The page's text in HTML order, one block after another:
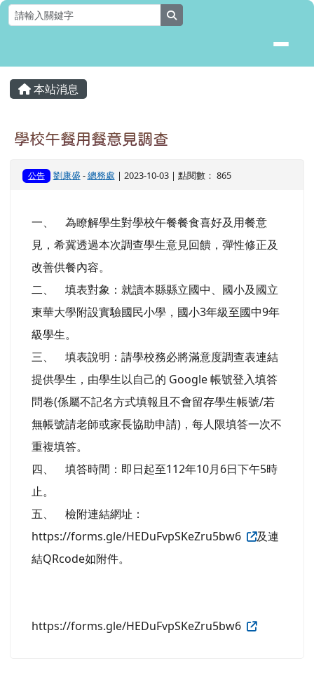
跳至主內容區
花蓮縣壽豐鄉月眉國民小學全球資
主內容區域
本站消息
學校午餐用餐意見調查
公告 劉康盛 -總務處 | 2023-10-03 | 點閱數： 865
一、 為瞭解學生對學校午餐餐食喜好及用餐意
見，希冀透過本次調查學生意見回饋，彈性修正及
改善供餐內容。
二、 填表對象：就讀本縣縣立國中、國小及國立
東華大學附設實驗國民小學，國小3年級至國中9年
級學生。
三、 填表說明：請學校務必將滿意度調查表連結
提供學生，由學生以自己的 Google 帳號登入填答
問卷(係屬不記名方式填報且不會留存學生帳號/若
無帳號請老師或家長協助申請)，每人限填答一次不
重複填答。
四、 填答時間：即日起至112年10月6日下午5時
止。
五、 檢附連結網址：
https://forms.gle/HEDuFvpSKeZru5bw6
及連
結QRcode如附件。
https://forms.gle/HEDuFvpSKeZru5bw6
頁尾區域